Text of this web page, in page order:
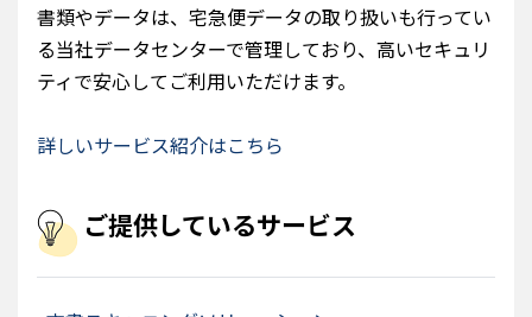
書類やデータは、宅急便データの取り扱いも行ってい
る当社データセンターで管理しており、高いセキュリ
ティで安心してご利用いただけます。
詳しいサービス紹介はこちら
ご提供しているサービス